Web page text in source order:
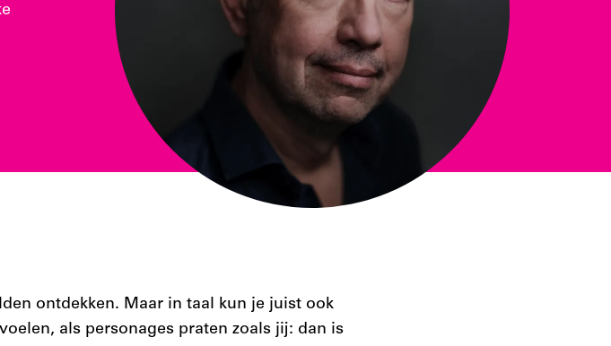
ontdekken. Maar in taal kun je juist ook
als personages praten zoals jij: dan is